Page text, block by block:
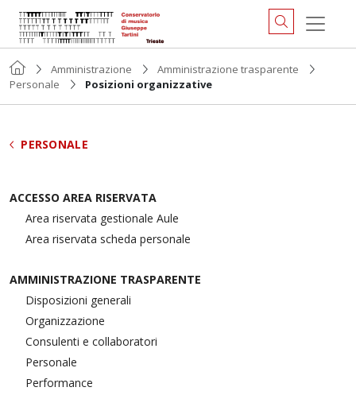
Amministrazione
Amministrazione trasparente
Personale
Posizioni organizzative
PERSONALE
ACCESSO AREA RISERVATA
Area riservata gestionale Aule
Area riservata scheda personale
AMMINISTRAZIONE TRASPARENTE
Disposizioni generali
Organizzazione
Consulenti e collaboratori
Personale
Performance